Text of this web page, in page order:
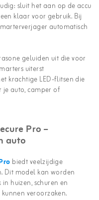
sluit het aan op de accu
klaar voor gebruik. Bij
automatisch
geluiden uit die voor
uiterst
krachtige LED-flitsen die
auto, camper of
Pro –
auto
biedt veelzijdige
Dit model kan worden
huizen, schuren en
veroorzaken.